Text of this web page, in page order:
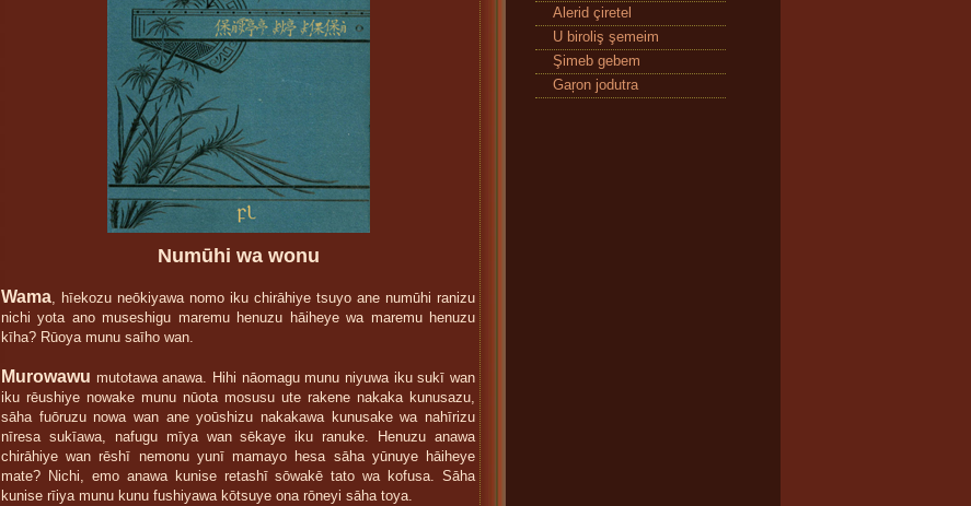
Numūhi wa wonu
Wama, hīekozu neōkiyawa nomo iku chirāhiye tsuyo ane numūhi ranizu
nichi yota ano museshigu maremu henuzu hāiheye wa maremu henuzu
kīha? Rūoya munu saīho wan.
Murowawu mutotawa anawa. Hihi nāomagu munu niyuwa iku sukī wan
iku rēushiye nowake munu nūota mosusu ute rakene nakaka kunusazu,
sāha fuōruzu nowa wan ane yoūshizu nakakawa kunusake wa nahīrizu
nīresa sukīawa, nafugu mīya wan sēkaye iku ranuke. Henuzu anawa
chirāhiye wan rēshī nemonu yunī mamayo hesa sāha yūnuye hāiheye
mate? Nichi, emo anawa kunise retashī sōwakē tato wa kofusa. Sāha
kunise rīiya munu kunu fushiyawa kōtsuye ona rōneyi sāha toya.
Alerid çiretel
U biroliş şemeim
Şimeb gebem
Gaŗon jodutra